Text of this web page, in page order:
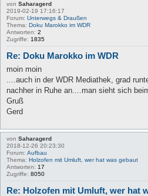
von Saharagerd
2019-02-19 17:16:17
Forum: Unterwegs & Draußen
Thema: Doku Marokko im WDR
Antworten: 2
Zugriffe: 1835
Re: Doku Marokko im WDR
moin moin
....auch in der WDR Mediathek, grad
nachher in Ruhe an....man sieht sich
Gruß
Gerd
von Saharagerd
2018-12-26 20:23:30
Forum: Aufbau
Thema: Holzofen mit Umluft, wer hat was gebaut
Antworten: 17
Zugriffe: 8050
Re: Holzofen mit Umluft, wer hat